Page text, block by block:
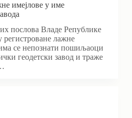
имејлове у име
послова Владе Републике
регистроване лажне
се непознати пошиљаоци
геодетски завод и траже